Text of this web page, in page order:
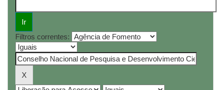
Filtros correntes: